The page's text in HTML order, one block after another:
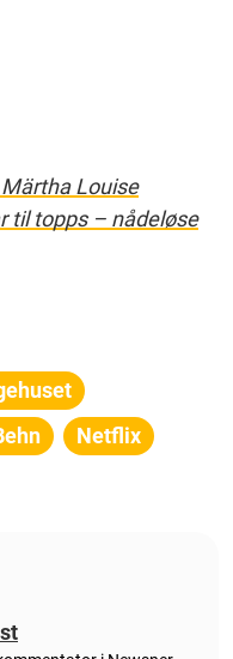
Louise
til topps – nådeløse
Netflix